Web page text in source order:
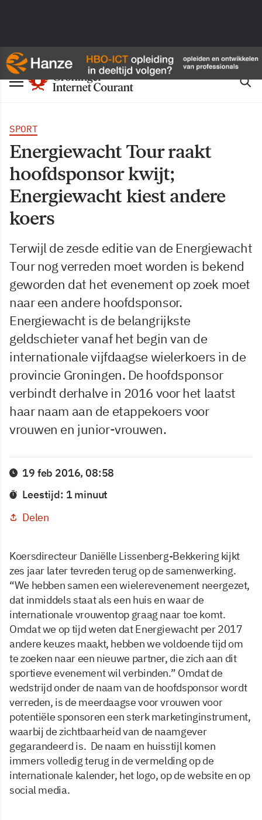
SPORT
Energiewacht Tour raakt
hoofdsponsor kwijt;
Energiewacht kiest andere
koers
Terwijl de zesde editie van de Energiewacht
Tour nog verreden moet worden is bekend
geworden dat het evenement op zoek moet
naar een andere hoofdsponsor.
Energiewacht is de belangrijkste
geldschieter vanaf het begin van de
internationale vijfdaagse wielerkoers in de
provincie Groningen. De hoofdsponsor
verbindt derhalve in 2016 voor het laatst
haar naam aan de etappekoers voor
vrouwen en junior-vrouwen.
19 feb 2016, 08:58
Leestijd: 1 minuut
Delen
Koersdirecteur Daniëlle Lissenberg-Bekkering kijkt
zes jaar later tevreden terug op de samenwerking.
“We hebben samen een wielerevenement neergezet,
dat inmiddels staat als een huis en waar de
internationale vrouwentop graag naar toe komt.
Omdat we op tijd weten dat Energiewacht per 2017
andere keuzes maakt, hebben we voldoende tijd om
te zoeken naar een nieuwe partner, die zich aan dit
sportieve evenement wil verbinden.” Omdat de
wedstrijd onder de naam van de hoofdsponsor wordt
verreden, is de meerdaagse voor vrouwen voor
potentiële sponsoren een sterk marketinginstrument,
waarbij de zichtbaarheid van de naamgever
gegarandeerd is. De naam en huisstijl komen
immers volledig terug in de vermelding op de
internationale kalender, het logo, op de website en op
social media.